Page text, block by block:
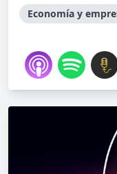
Economía y